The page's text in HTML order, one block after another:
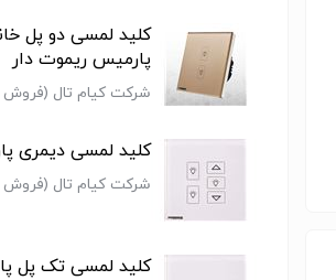
کلید لمسی دو پل
پارمیس ریموت دار
شرکت کیام تال (فروش
کلید لمسی دیمری
شرکت کیام تال (فروش
کلید لمسی تک پل